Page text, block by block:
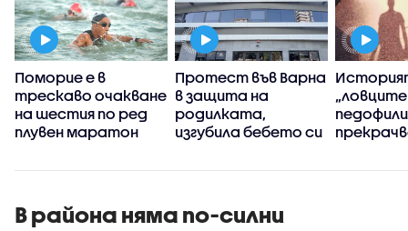
Поморие е в
трескаво очакване
на шестия по ред
плувен маратон
Протест във Варна
в защита на
родилката,
изгубила бебето си
раждането
В района няма по-силни